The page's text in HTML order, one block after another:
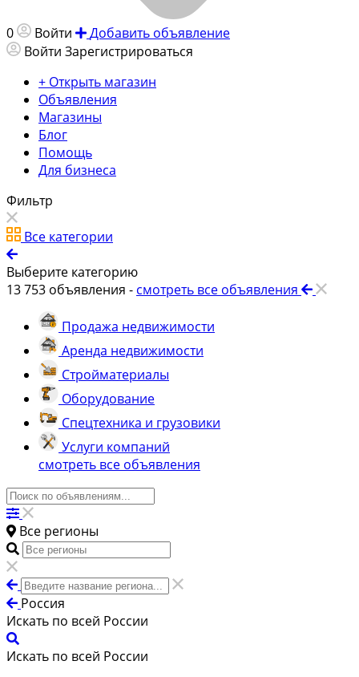
0 Войти
Добавить объявление
Войти Зарегистрироваться
+ Открыть магазин
Объявления
Магазины
Блог
Помощь
Для бизнеса
Фильтр
Все категории
Выберите категорию
13 753 объявления - смотреть все объявления
Продажа недвижимости
Аренда недвижимости
Стройматериалы
Оборудование
Спецтехника и грузовики
Услуги компаний
смотреть все объявления
Все регионы
Россия
Искать по всей России
Искать по всей России